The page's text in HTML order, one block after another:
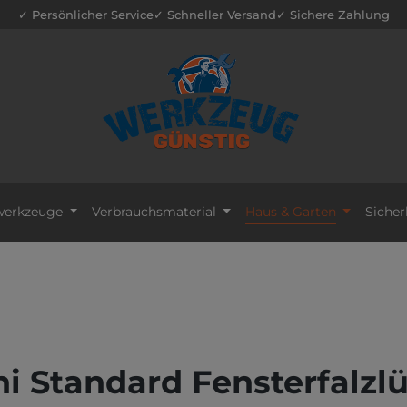
✓ Persönlicher Service✓ Schneller Versand✓ Sichere Zahlung
Verbrauchsmaterial Haus & Garten
Standard